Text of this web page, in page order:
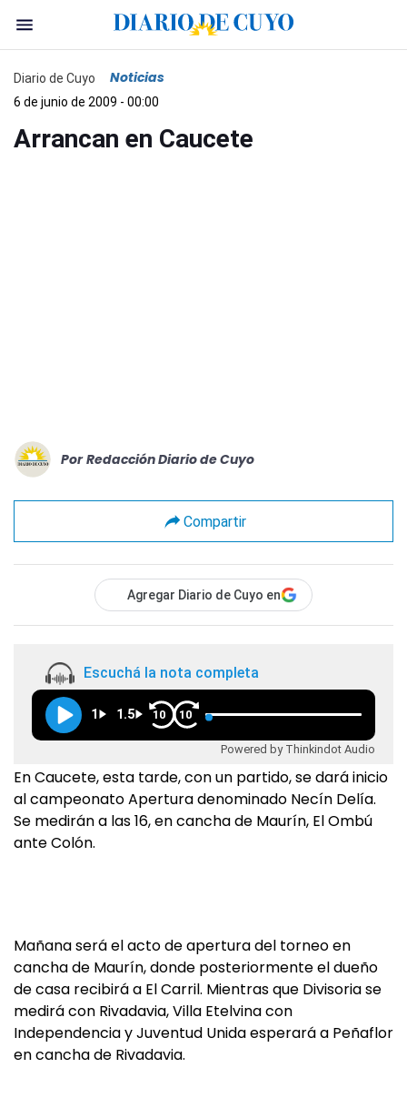
Diario de Cuyo Noticias
6 de junio de 2009 - 00:00
Arrancan en Caucete
Por Redacción Diario de Cuyo
Compartir
Agregar Diario de Cuyo en
Escuchá la nota completa
1 1.5 10 10
Powered by Thinkindot Audio
En Caucete, esta tarde, con un partido, se dará inicio
al campeonato Apertura denominado Necín Delía.
Se medirán a las 16, en cancha de Maurín, El Ombú
ante Colón.
Mañana será el acto de apertura del torneo en
cancha de Maurín, donde posteriormente el dueño
de casa recibirá a El Carril. Mientras que Divisoria se
medirá con Rivadavia, Villa Etelvina con
Independencia y Juventud Unida esperará a Peñaflor
en cancha de Rivadavia.